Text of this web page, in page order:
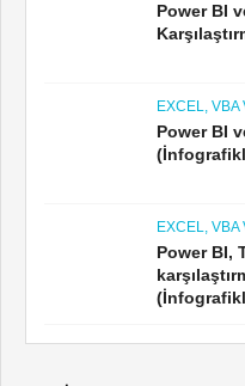
Power BI
EXCEL, VBA
Power BI
EXCEL, VBA
Power BI,